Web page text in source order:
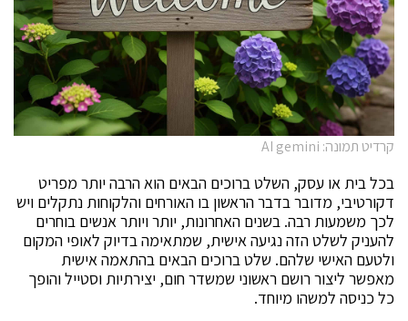
קרדיט תמונה: AI gemini
בכל בית או עסק, השלט ברוכים הבאים הוא הרבה יותר מפריט
דקורטיבי, מדובר בדבר הראשון בו האורחים והלקוחות נתקלים ויש
לכך משמעות רבה. בשנים האחרונות, יותר ויותר אנשים בוחרים
להעניק לשלט הזה נגיעה אישית, שמתאימה בדיוק לאופי המקום
ולטעם האישי שלהם. שלט ברוכים הבאים בהתאמה אישית
מאפשר ליצור רושם ראשוני שמשדר חום, יצירתיות וסטייל והופך
כל כניסה למשהו מיוחד.